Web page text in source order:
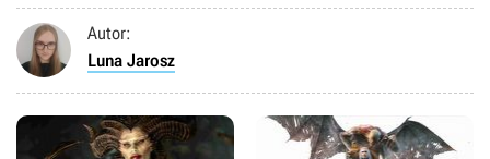
Autor:
Luna Jarosz